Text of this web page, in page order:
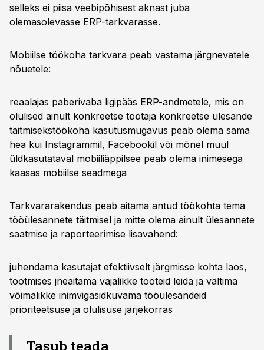
selleks ei piisa veebipõhisest aknast juba
olemasolevasse ERP-tarkvarasse.
Mobiilse töökoha tarkvara peab vastama järgnevatele
nõuetele:
reaalajas paberivaba ligipääs ERP-andmetele, mis on
olulised ainult konkreetse töötaja konkreetse ülesande
täitmisekstöökoha kasutusmugavus peab olema sama
hea kui Instagrammil, Facebookil või mõnel muul
üldkasutataval mobiiliäppilsee peab olema inimesega
kaasas mobiilse seadmega
Tarkvararakendus peab aitama antud töökohta tema
tööülesannete täitmisel ja mitte olema ainult ülesannete
saatmise ja raporteerimise lisavahend:
juhendama kasutajat efektiivselt järgmisse kohta laos,
tootmises jneaitama vajalikke tooteid leida ja vältima
võimalikke inimvigasidkuvama tööülesandeid
prioriteetsuse ja olulisuse järjekorras
Tasub teada